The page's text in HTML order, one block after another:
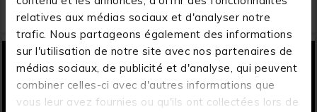
relatives aux médias sociaux et d'analyser notre
trafic. Nous partageons également des informations
sur l'utilisation de notre site avec nos partenaires de
médias sociaux, de publicité et d'analyse, qui peuvent
combiner celles-ci avec d'autres informations que
vous leur avez fournies ou qu'ils ont collectées lors de
Expédition sous 7 jours Expédition sous 7 jours